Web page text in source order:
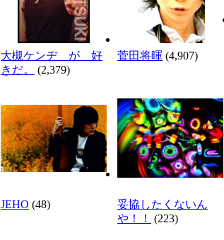
大槻ケンヂ が 好
きだ。
(2,379)
菅田将暉 (4,907)
JEHO (48)
妥協したくないん
や！！
(223)